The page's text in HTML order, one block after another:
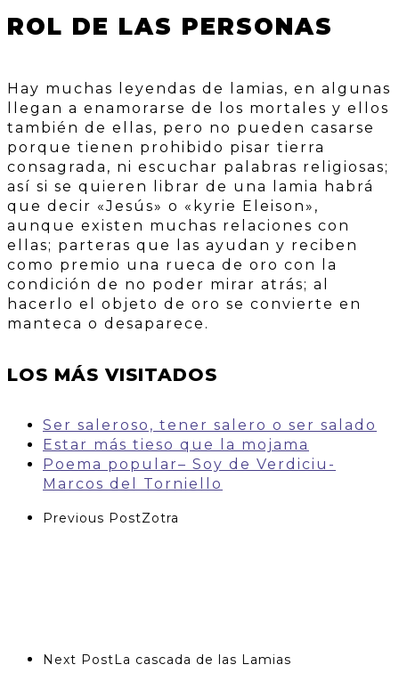
ROL DE LAS PERSONAS
Hay muchas leyendas de lamias, en algunas
llegan a enamorarse de los mortales y ellos
también de ellas, pero no pueden casarse
porque tienen prohibido pisar tierra
consagrada, ni escuchar palabras religiosas;
así si se quieren librar de una lamia habrá
que decir «Jesús» o «kyrie Eleison»,
aunque existen muchas relaciones con
ellas; parteras que las ayudan y reciben
como premio una rueca de oro con la
condición de no poder mirar atrás; al
hacerlo el objeto de oro se convierte en
manteca o desaparece.
LOS MÁS VISITADOS
Ser saleroso, tener salero o ser salado
Estar más tieso que la mojama
Poema popular– Soy de Verdiciu-
Marcos del Torniello
Previous PostZotra
Next PostLa cascada de las Lamias